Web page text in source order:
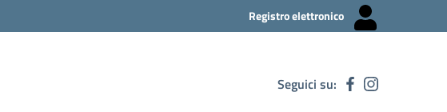
Registro elettronico
Seguici su: